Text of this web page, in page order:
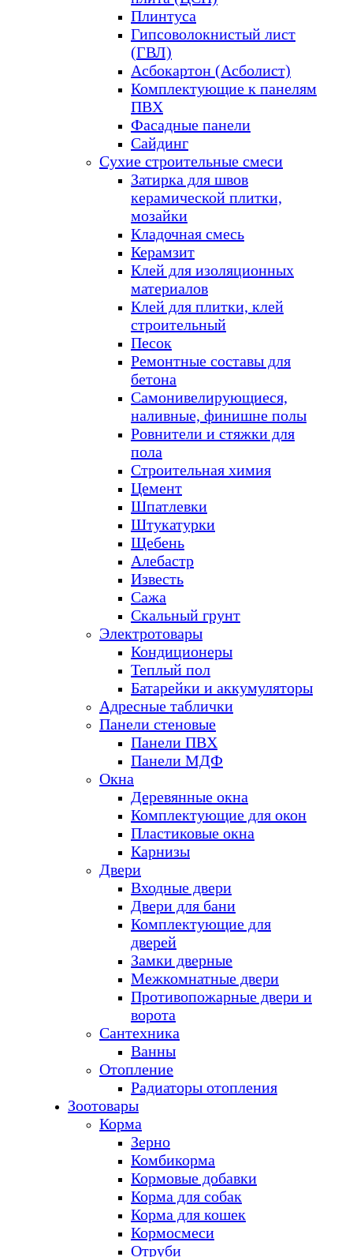
Плинтуса
Гипсоволокнистый лист
(ГВЛ)
Асбокартон (Асболист)
Комплектующие к панелям
ПВХ
Фасадные панели
Сайдинг
Сухие строительные смеси
Затирка для швов
керамической плитки,
мозайки
Кладочная смесь
Керамзит
Клей для изоляционных
материалов
Клей для плитки, клей
строительный
Песок
Ремонтные составы для
бетона
Самонивелирующиеся,
наливные, финишне полы
Ровнители и стяжки для
пола
Строительная химия
Цемент
Шпатлевки
Штукатурки
Щебень
Алебастр
Известь
Сажа
Скальный грунт
Электротовары
Кондиционеры
Теплый пол
Батарейки и аккумуляторы
Адресные таблички
Панели стеновые
Панели ПВХ
Панели МДФ
Окна
Деревянные окна
Комплектующие для окон
Пластиковые окна
Карнизы
Двери
Входные двери
Двери для бани
Комплектующие для
дверей
Замки дверные
Межкомнатные двери
Противопожарные двери и
ворота
Сантехника
Ванны
Отопление
Радиаторы отопления
Зоотовары
Корма
Зерно
Комбикорма
Кормовые добавки
Корма для собак
Корма для кошек
Кормосмеси
Отруби